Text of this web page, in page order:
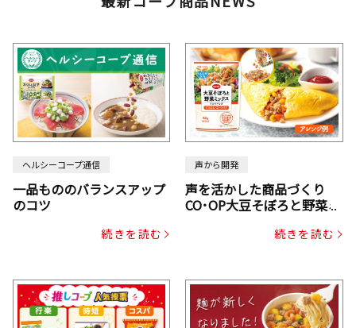
ヘルシーコープ通信
一品もののバランスアップ
のコツ
続きを読む
声から開発
声を活かした商品づくり
CO･OP大豆そぼろと野菜ミ
じん・コーン入り）続きを読む